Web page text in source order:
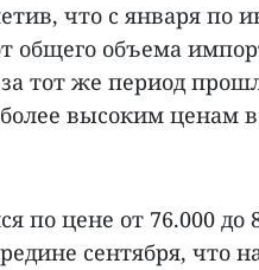
что с января по
общего объема
тот же период
высоким ценам
по цене от 76.000 до
сентября, что